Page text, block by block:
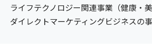
ライフテクノロジー関連事業（健康・
ダイレクトマーケティングビジネスの